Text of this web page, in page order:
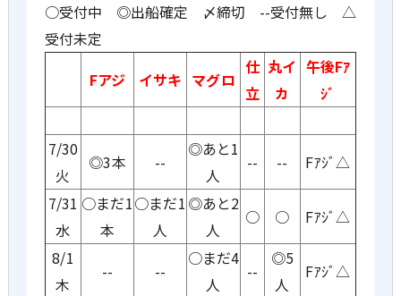
○受付中 ◎出船確定 〆締切 --受付無し △
受付未定
Fアジ
イサキ マグロ
仕
立
丸イ
カ
午後Fｱ
ｼﾞ
7/30
火
◎3本 --
◎あと1
人
-- --
Fｱｼﾞ△
7/31
水
○まだ1
本
○まだ1
人
◎あと2
人
○ ○
Fｱｼﾞ△
8/1
木
-- --
○まだ4
人
--
◎5
人
Fｱｼﾞ△